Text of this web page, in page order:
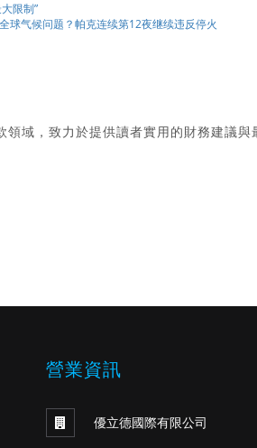
限制”
球气候问题？帕克连续第12夜继续违反停火
域，致力於提供讀者實用的財務建議與
營業資訊
優立德國際有限公司